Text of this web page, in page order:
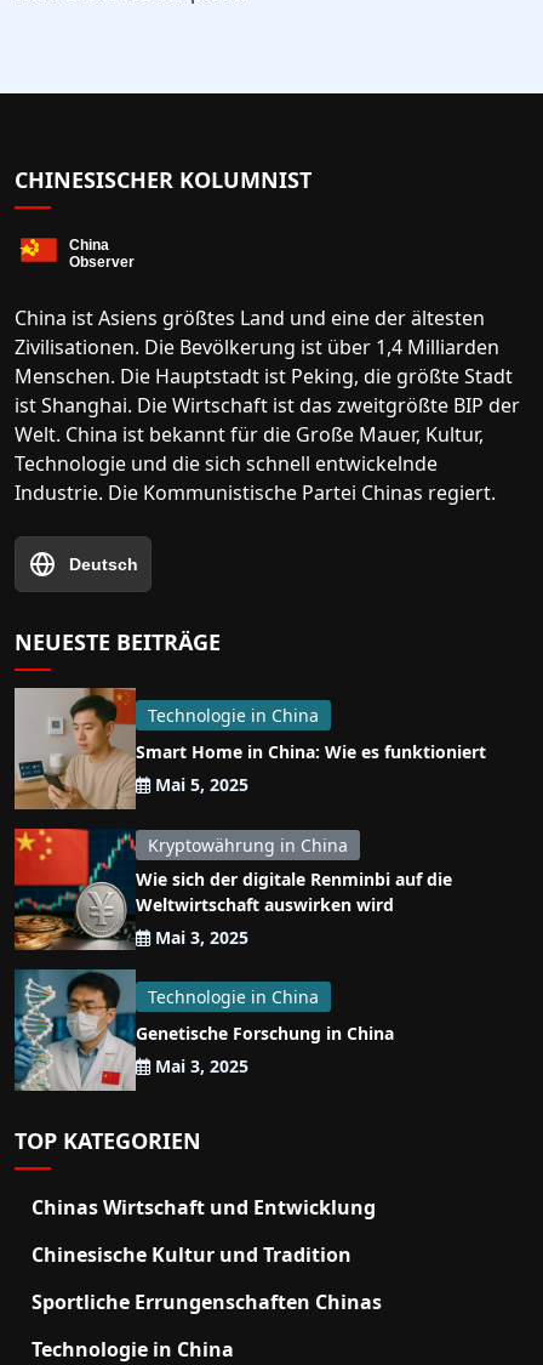
CHINESISCHER KOLUMNIST
China ist Asiens größtes Land und eine der ältesten
Zivilisationen. Die Bevölkerung ist über 1,4 Milliarden
Menschen. Die Hauptstadt ist Peking, die größte Stadt
ist Shanghai. Die Wirtschaft ist das zweitgrößte BIP der
Welt. China ist bekannt für die Große Mauer, Kultur,
Technologie und die sich schnell entwickelnde
Industrie. Die Kommunistische Partei Chinas regiert.
Deutsch
NEUESTE BEITRÄGE
Technologie in China
Smart Home in China: Wie es funktioniert
Mai 5, 2025
Kryptowährung in China
Wie sich der digitale Renminbi auf die
Weltwirtschaft auswirken wird
Mai 3, 2025
Technologie in China
Genetische Forschung in China
Mai 3, 2025
TOP KATEGORIEN
Chinas Wirtschaft und Entwicklung
Chinesische Kultur und Tradition
Sportliche Errungenschaften Chinas
Technologie in China